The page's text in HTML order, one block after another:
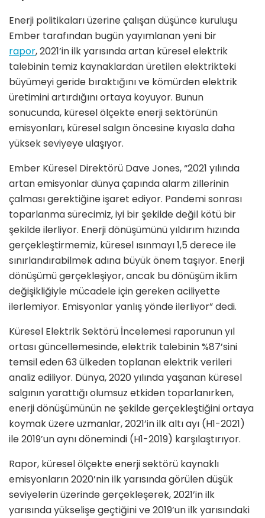
Enerji politikaları üzerine çalışan düşünce kuruluşu
Ember tarafından bugün yayımlanan yeni bir
rapor, 2021’in ilk yarısında artan küresel elektrik
talebinin temiz kaynaklardan üretilen elektrikteki
büyümeyi geride bıraktığını ve kömürden elektrik
üretimini artırdığını ortaya koyuyor. Bunun
sonucunda, küresel ölçekte enerji sektörünün
emisyonları, küresel salgın öncesine kıyasla daha
yüksek seviyeye ulaşıyor.
Ember Küresel Direktörü Dave Jones, “2021 yılında
artan emisyonlar dünya çapında alarm zillerinin
çalması gerektiğine işaret ediyor. Pandemi sonrası
toparlanma sürecimiz, iyi bir şekilde değil kötü bir
şekilde ilerliyor. Enerji dönüşümünü yıldırım hızında
gerçekleştirmemiz, küresel ısınmayı 1,5 derece ile
sınırlandırabilmek adına büyük önem taşıyor. Enerji
dönüşümü gerçekleşiyor, ancak bu dönüşüm iklim
değişikliğiyle mücadele için gereken aciliyette
ilerlemiyor. Emisyonlar yanlış yönde ilerliyor” dedi.
Küresel Elektrik Sektörü İncelemesi raporunun yıl
ortası güncellemesinde, elektrik talebinin %87’sini
temsil eden 63 ülkeden toplanan elektrik verileri
analiz ediliyor. Dünya, 2020 yılında yaşanan küresel
salgının yarattığı olumsuz etkiden toparlanırken,
enerji dönüşümünün ne şekilde gerçekleştiğini ortaya
koymak üzere uzmanlar, 2021’in ilk altı ayı (H1-2021)
ile 2019’un aynı dönemindi (H1-2019) karşılaştırıyor.
Rapor, küresel ölçekte enerji sektörü kaynaklı
emisyonların 2020’nin ilk yarısında görülen düşük
seviyelerin üzerinde gerçekleşerek, 2021’in ilk
yarısında yükselişe geçtiğini ve 2019’un ilk yarısındaki